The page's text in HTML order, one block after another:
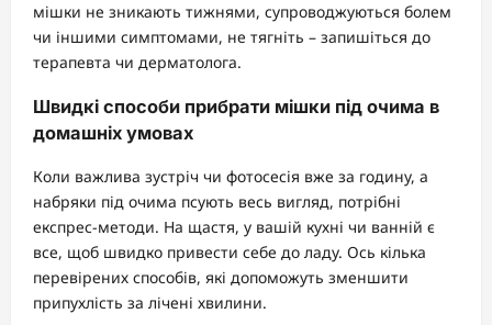
мішки не зникають тижнями, супроводжуються болем
чи іншими симптомами, не тягніть – запишіться до
терапевта чи дерматолога.
Швидкі способи прибрати мішки під очима в
домашніх умовах
Коли важлива зустріч чи фотосесія вже за годину, а
набряки під очима псують весь вигляд, потрібні
експрес-методи. На щастя, у вашій кухні чи ванній є
все, щоб швидко привести себе до ладу. Ось кілька
перевірених способів, які допоможуть зменшити
припухлість за лічені хвилини.